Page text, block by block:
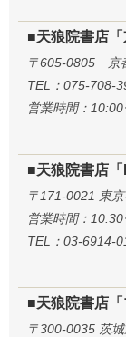
■天狼院書店「
〒605-0805 京
TEL：075-708-
営業時間：
■天狼院書店
〒171-0021 東
営業時間：
TEL：03-6914-
■天狼院書店「
〒300-0035 茨